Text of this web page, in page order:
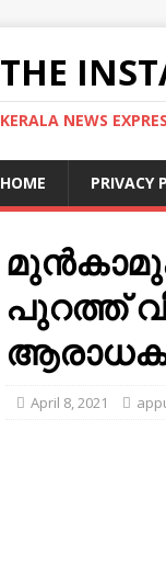
THE
KERALA NEWS
HOME PRIVACY
പുറത്ത്
April 8, 2021